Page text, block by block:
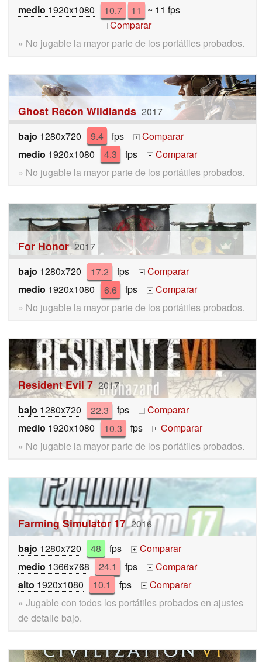
medio 1920x1080 10.7 11 ~ 11 fps
+ Comparar
» No jugable la mayor parte de los portátiles probados.
Ghost Recon Wildlands 2017
bajo 1280x720 9.4 fps +
Comparar
medio 1920x1080 4.3 fps +
Comparar
» No jugable la mayor parte de los portátiles probados.
For Honor 2017
bajo 1280x720 17.2 fps +
Comparar
medio 1920x1080 6.6 fps +
Comparar
» No jugable la mayor parte de los portátiles probados.
Resident Evil 7 2017
bajo 1280x720 22.3 fps +
Comparar
medio 1920x1080 10.3 fps +
Comparar
» No jugable la mayor parte de los portátiles probados.
Farming Simulator 17 2016
bajo 1280x720 48 fps +
Comparar
medio 1366x768 24.1 fps +
Comparar
alto 1920x1080 10.1 fps +
Comparar
» Jugable con todos los portátiles probados en ajustes
de detalle bajo.